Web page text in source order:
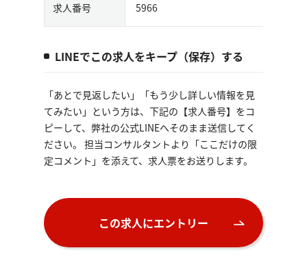
求人番号 5966
LINEでこの求人をキープ（保存）する
「あとで見返したい」「もう少し詳しい情報を見
てみたい」という方は、下記の【求人番号】をコ
ピーして、弊社の公式LINEへそのまま送信してく
ださい。 担当コンサルタントより「ここだけの限
定コメント」を添えて、求人票をお送りします。
この求人にエントリー